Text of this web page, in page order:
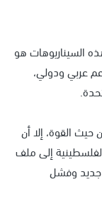
السيناريوهات هو
عربي ودولي،
حيث القوة، إلا أن
إلى ملف
وفشل